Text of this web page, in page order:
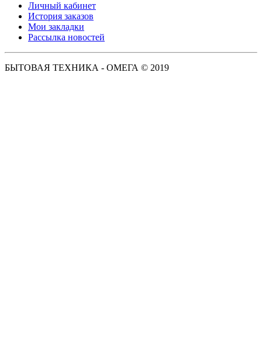
Личный кабинет
История заказов
Мои закладки
Рассылка новостей
БЫТОВАЯ ТЕХНИКА - ОМЕГА © 2019